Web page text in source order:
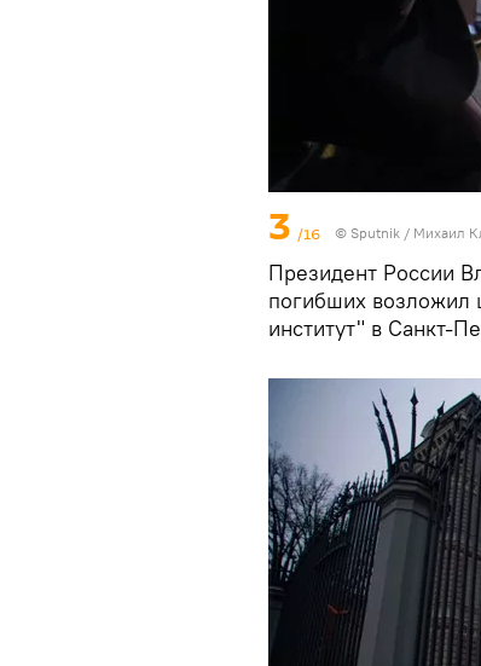
3 /16 © Sputnik / Михаил
Президент России
погибших возложил
институт" в Санкт-